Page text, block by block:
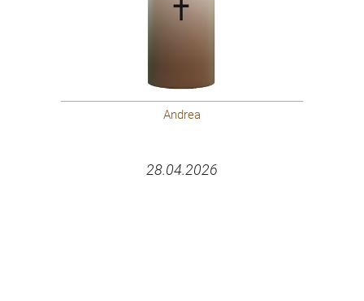
Andrea
28.04.2026